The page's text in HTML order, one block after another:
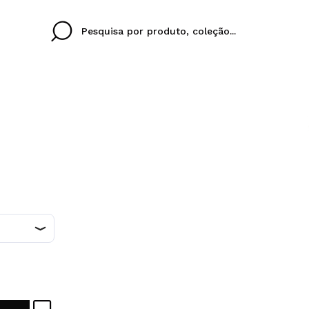
Eu não tenho uma
Ao criar uma conta
rapidamente, verificar
IDIOMA
que
colori